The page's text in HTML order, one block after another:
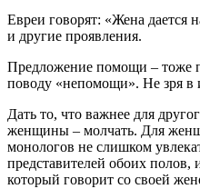
Евреи говорят: «Жена дается
и другие проявления.
Предложение помощи – тоже
поводу «непомощи». Не зря в
Дать то, что важнее для
женщины – молчать. Для
монологов не слишком
представителей обоих
который говорит со своей